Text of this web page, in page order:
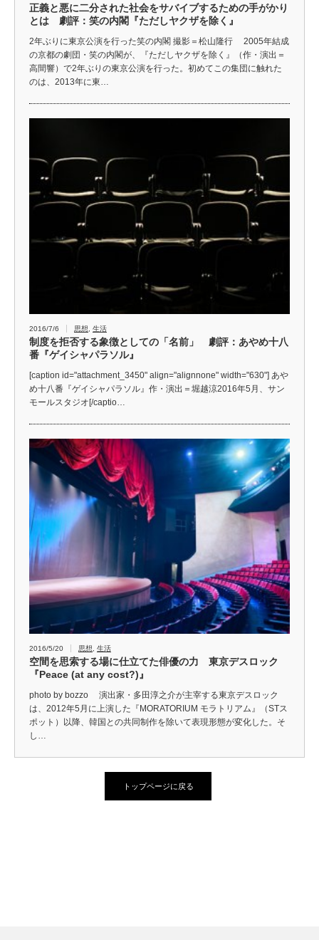
正義と悪に二分された社会をサバイブするための手がかり
とは 劇評：笑の内閣『ただしヤクザを除く』
2年ぶりに東京公演を行った笑の内閣 撮影＝松山隆行 2005年結成
の京都の劇団・笑の内閣が、『ただしヤクザを除く』（作・演出＝
高間響）で2年ぶりの東京公演を行った。初めてこの集団に触れた
のは、2013年に東…
2016/7/6 思想 生活
制度を拒否する象徴としての「名前」 劇評：あやめ十八
番『ゲイシャパラソル』
[caption id="attachment_3450" align="alignnone" width="630"] あや
め十八番『ゲイシャパラソル』作・演出＝堀越涼2016年5月、サン
モールスタジオ[/captio…
2016/5/20 思想, 生活
空間を思索する場に仕立てた俳優の力 東京デスロック
『Peace (at any cost?)』
photo by bozzo 演出家・多田淳之介が主宰する東京デスロック
は、2012年5月に上演した『MORATORIUM モラトリアム』（STス
ポット）以降、韓国との共同制作を除いて表現形態が変化した。そ
し…
トップページに戻る